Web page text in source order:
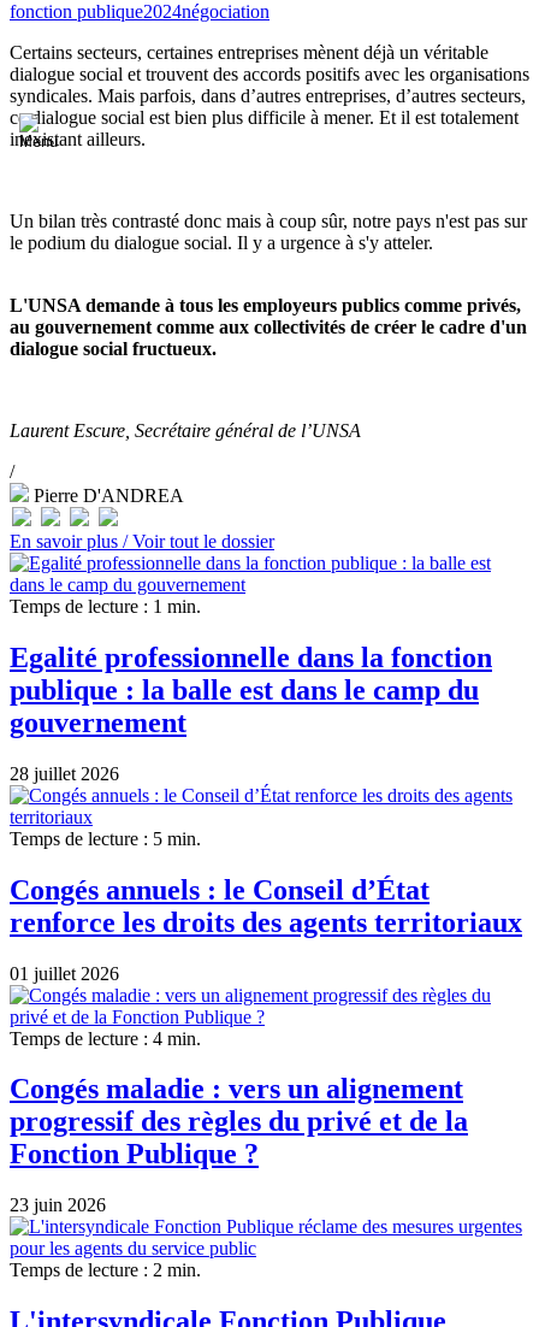
fonction publique2024négociation
Certains secteurs, certaines entreprises mènent déjà un véritable
dialogue social et trouvent des accords positifs avec les organisations
syndicales. Mais parfois, dans d’autres entreprises, d’autres secteurs,
ce dialogue social est bien plus difficile à mener. Et il est totalement
inexistant ailleurs.
Un bilan très contrasté donc mais à coup sûr, notre pays n'est pas sur
le podium du dialogue social. Il y a urgence à s'y atteler.
L'UNSA demande à tous les employeurs publics comme privés,
au gouvernement comme aux collectivités de créer le cadre d'un
dialogue social fructueux.
Laurent Escure, Secrétaire général de l’UNSA
/
Pierre D'ANDREA
En savoir plus /Voir tout le dossier
Temps de lecture : 1 min.
Egalité professionnelle dans la fonction
publique : la balle est dans le camp du
gouvernement
28 juillet 2026
Temps de lecture : 5 min.
Congés annuels : le Conseil d’État
renforce les droits des agents territoriaux
01 juillet 2026
Temps de lecture : 4 min.
Congés maladie : vers un alignement
progressif des règles du privé et de la
Fonction Publique ?
23 juin 2026
Temps de lecture : 2 min.